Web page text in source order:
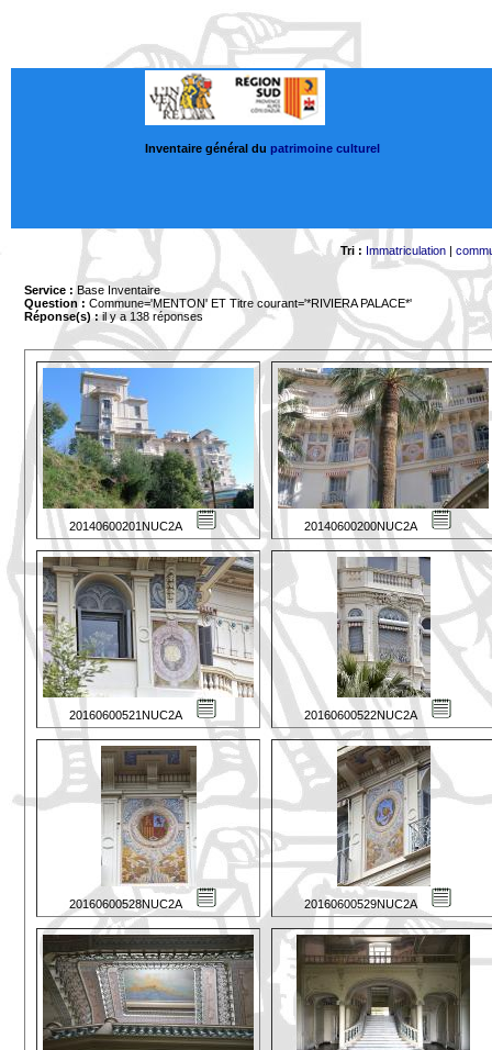
Inventaire général du patrimoine culturel
Tri : Immatriculation|
Service : Base Inventaire
Question : Commune='MENTON' ET Titre courant='*RIVIERA PALACE*'
Réponse(s) :il y a 138 réponses
20140600201NUC2A 20140600200NUC2A
20160600521NUC2A 20160600522NUC2A
20160600528NUC2A 20160600529NUC2A